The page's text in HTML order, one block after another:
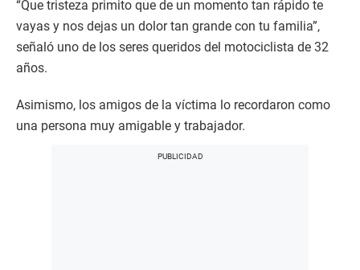
“Que tristeza primito que de un momento tan rápido te
vayas y nos dejas un dolor tan grande con tu familia”,
señaló uno de los seres queridos del motociclista de 32
años.
Asimismo, los amigos de la víctima lo recordaron como
una persona muy amigable y trabajador.